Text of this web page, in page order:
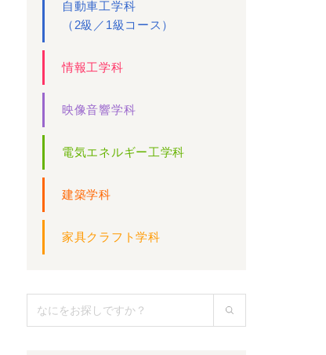
自動車工学科
（2級／1級コース）
情報工学科
映像音響学科
電気エネルギー工学科
建築学科
家具クラフト学科